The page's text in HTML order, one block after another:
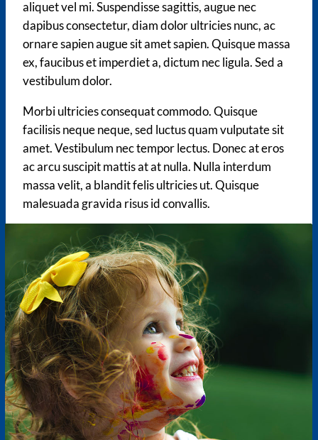
aliquet vel mi. Suspendisse sagittis, augue nec
dapibus consectetur, diam dolor ultricies nunc, ac
ornare sapien augue sit amet sapien. Quisque massa
ex, faucibus et imperdiet a, dictum nec ligula. Sed a
vestibulum dolor.
Morbi ultricies consequat commodo. Quisque
facilisis neque neque, sed luctus quam vulputate sit
amet. Vestibulum nec tempor lectus. Donec at eros
ac arcu suscipit mattis at at nulla. Nulla interdum
massa velit, a blandit felis ultricies ut. Quisque
malesuada gravida risus id convallis.